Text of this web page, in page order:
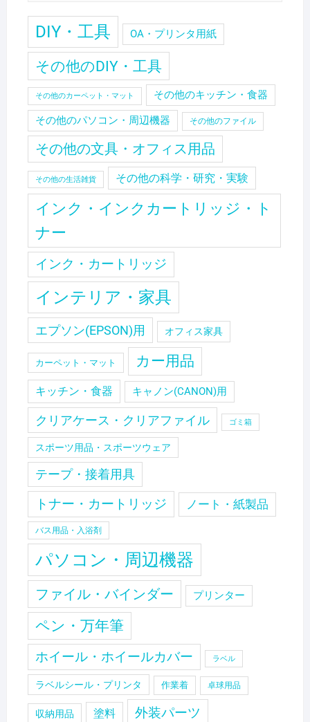
DIY・工具 OA・プリンタ用紙
その他のDIY・工具
その他のカーペット・マット その他のキッチン・食器
その他のパソコン・周辺機器 その他のファイル
その他の文具・オフィス用品
その他の生活雑貨 その他の科学・研究・実験
インク・インクカートリッジ・ト
ナー
インク・カートリッジ
インテリア・家具
エプソン(EPSON)用 オフィス家具
カーペット・マット カー用品
キッチン・食器 キャノン(CANON)用
クリアケース・クリアファイル ゴミ箱
スポーツ用品・スポーツウェア
テープ・接着用具
トナー・カートリッジ ノート・紙製品
バス用品・入浴剤
パソコン・周辺機器
ファイル・バインダー プリンター
ペン・万年筆
ホイール・ホイールカバー ラベル
ラベルシール・プリンタ 作業着 卓球用品
収納用品 塗料 外装パーツ